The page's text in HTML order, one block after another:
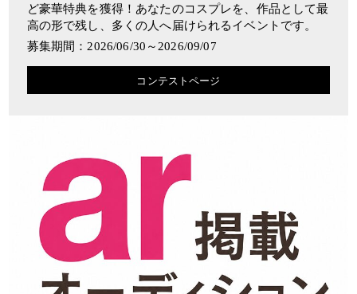
ど豪華特典を獲得！あなたのコスプレを、作品として最
高の形で残し、多くの人へ届けられるイベントです。
募集期間：2026/06/30～2026/09/07
コンテストページ